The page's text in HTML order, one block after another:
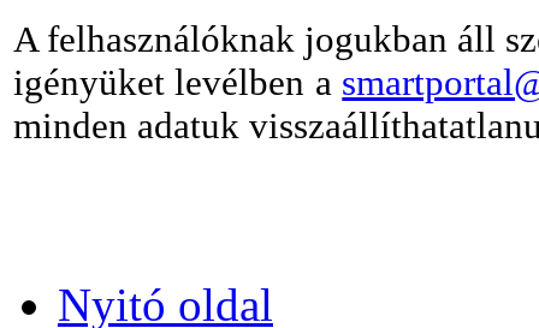
A felhasználóknak jogukban áll
igényüket levélben a
minden adatuk
Nyitó oldal